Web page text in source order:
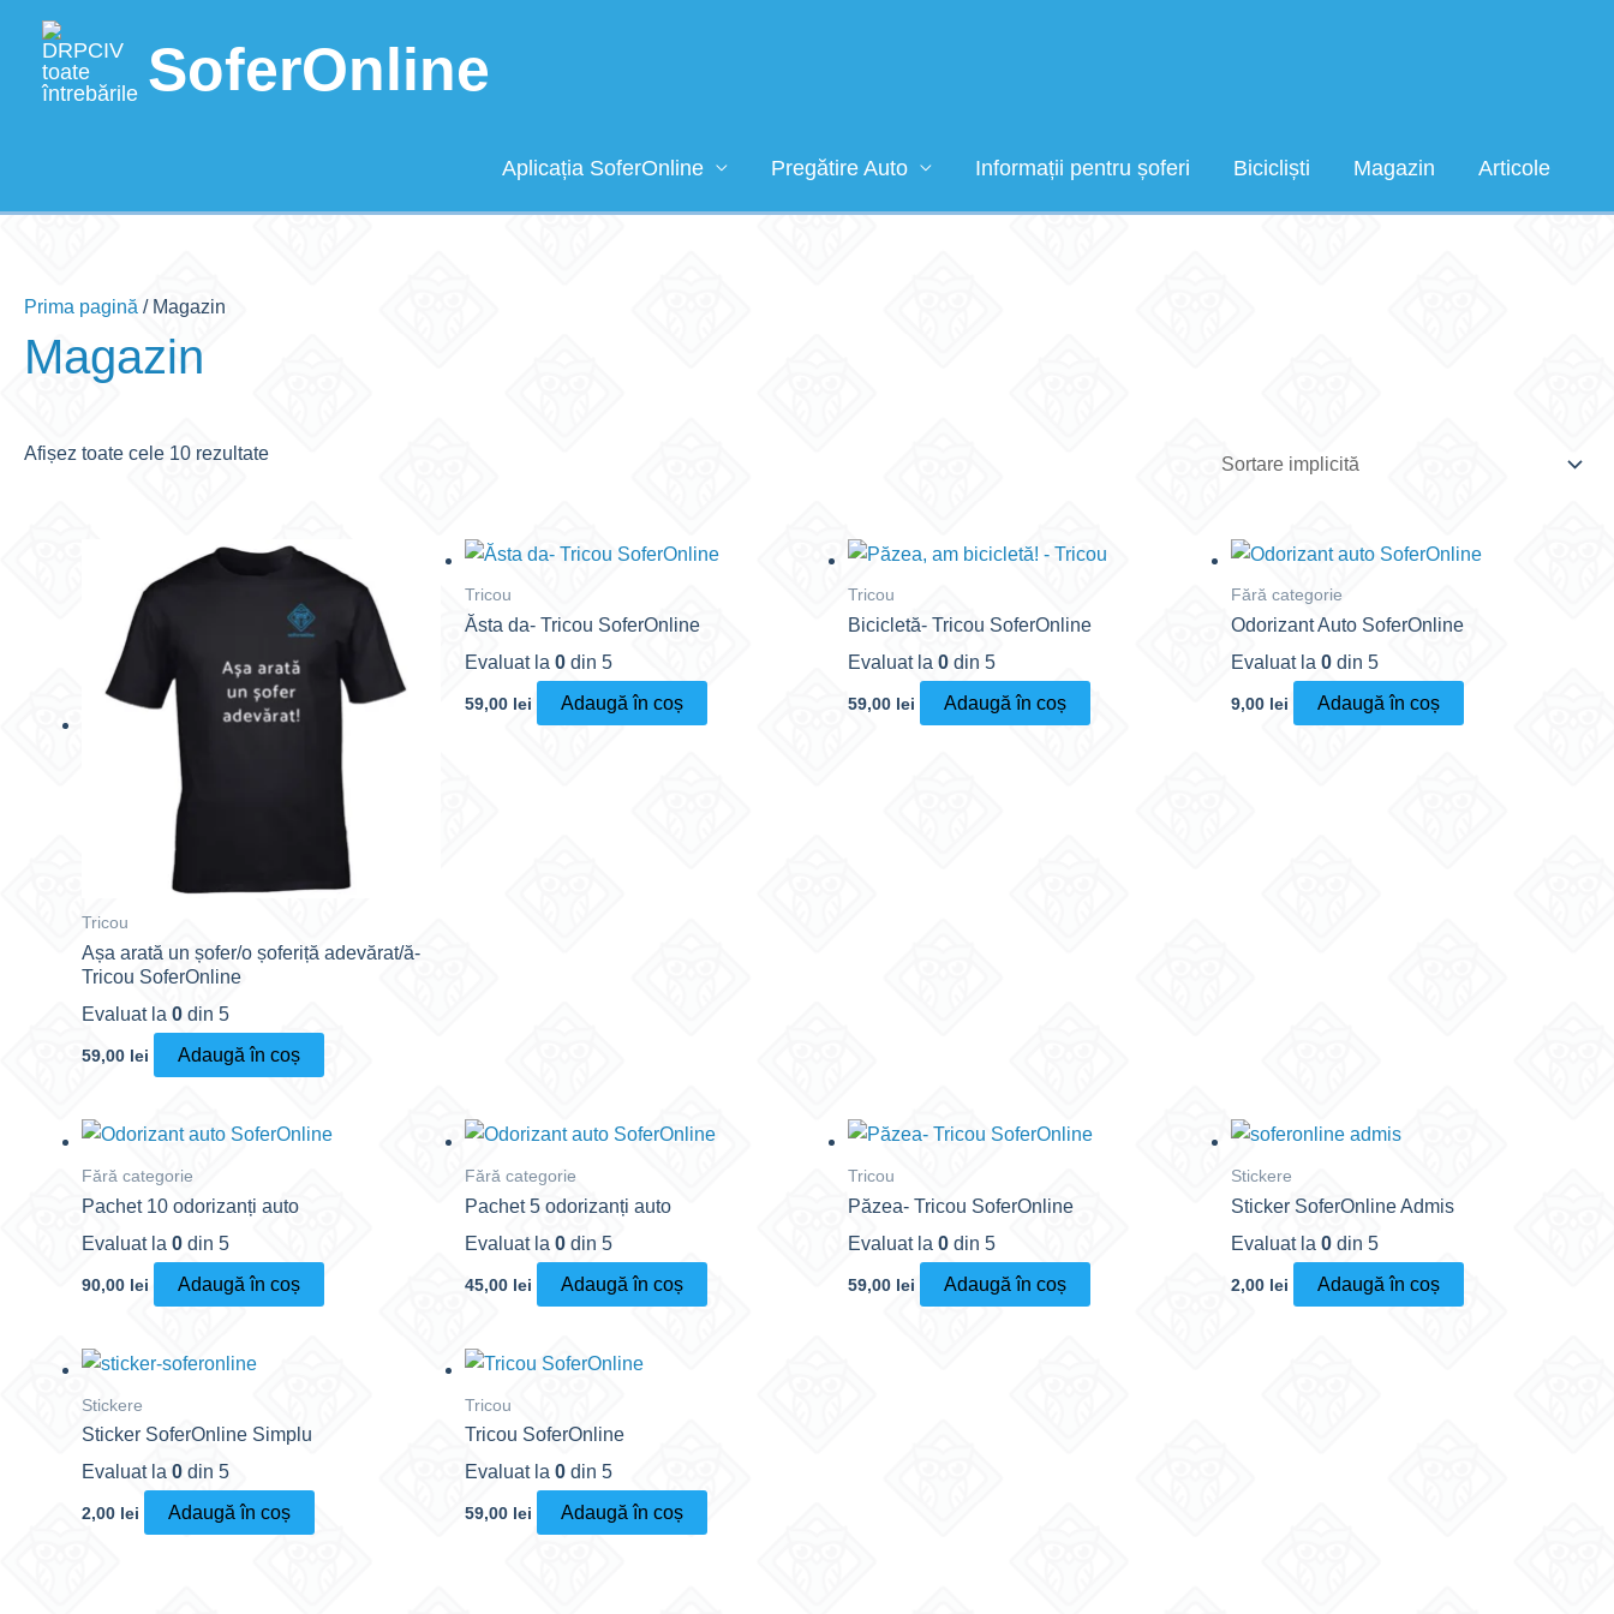
content
SoferOnline
Aplicația SoferOnline Pregătire Auto Informații pentru șoferi Bicicliști Magazin Articole
Prima pagină / Magazin
Magazin
Afișez toate cele 10 rezultate
Tricou
Așa arată un șofer/o șoferiță adevărat/ă-
Tricou SoferOnline
Evaluat la 0 din 5
59,00 lei Adaugă în coș
Tricou
Ăsta da- Tricou SoferOnline
Evaluat la 0 din 5
59,00 lei Adaugă în coș
Tricou
Bicicletă- Tricou SoferOnline
Evaluat la 0 din 5
59,00 lei Adaugă în coș
Fără categorie
Odorizant Auto SoferOnline
Evaluat la 0 din 5
9,00 lei Adaugă în coș
Fără categorie
Pachet 10 odorizanți auto
Evaluat la 0 din 5
90,00 lei Adaugă în coș
Fără categorie
Pachet 5 odorizanți auto
Evaluat la 0 din 5
45,00 lei Adaugă în coș
Tricou
Păzea- Tricou SoferOnline
Evaluat la 0 din 5
59,00 lei Adaugă în coș
Stickere
Sticker SoferOnline Admis
Evaluat la 0 din 5
2,00 lei Adaugă în coș
Stickere
Sticker SoferOnline Simplu
Evaluat la 0 din 5
2,00 lei Adaugă în coș
Tricou
Tricou SoferOnline
Evaluat la 0 din 5
59,00 lei Adaugă în coș